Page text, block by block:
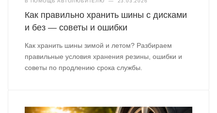
Как правильно хранить шины с дисками
и без — советы и ошибки
Как хранить шины зимой и летом? Разбираем
правильные условия хранения резины, ошибки и
советы по продлению срока службы.